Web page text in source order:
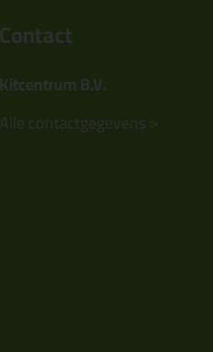
Contact
Kitcentrum B.V.
Alle contactgegevens >